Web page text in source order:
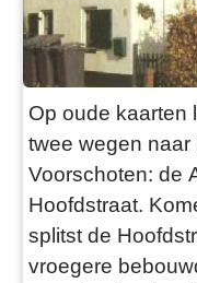
Op oude kaarten
twee wegen naar
Voorschoten: de
Hoofdstraat.
splitst de
vroegere